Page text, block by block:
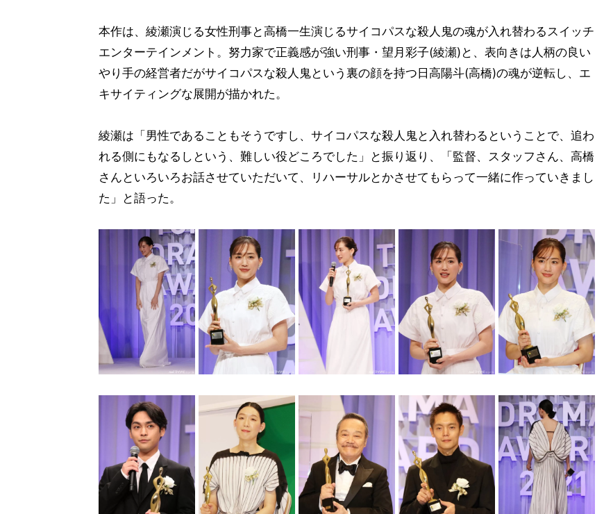
本作は、綾瀬演じる女性刑事と高橋一生演じるサイコパスな殺人鬼の魂が入れ替わるスイッチ
エンターテインメント。努力家で正義感が強い刑事・望月彩子(綾瀬)と、表向きは人柄の良い
やり手の経営者だがサイコパスな殺人鬼という裏の顔を持つ日高陽斗(高橋)の魂が逆転し、エ
キサイティングな展開が描かれた。
綾瀬は「男性であることもそうですし、サイコパスな殺人鬼と入れ替わるということで、追わ
れる側にもなるしという、難しい役どころでした」と振り返り、「監督、スタッフさん、高橋
さんといろいろお話させていただいて、リハーサルとかさせてもらって一緒に作っていきまし
た」と語った。